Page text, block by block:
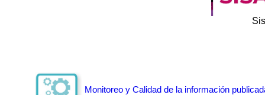
Monitoreo y Calidad de la información